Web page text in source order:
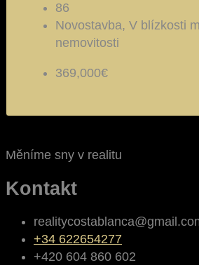
86
Novostavba, V blízkosti
nemovitosti
369,000€
Měníme sny v realitu
Kontakt
+34 622654277
+420 604 860 602